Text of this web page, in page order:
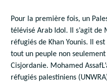
Pour la première fois, un
télévisé Arab Idol. Il s’agit de
réfugiés de Khan Younis. Il
tout un peuple non seulement
Cisjordanie. Mohamed
réfugiés palestiniens